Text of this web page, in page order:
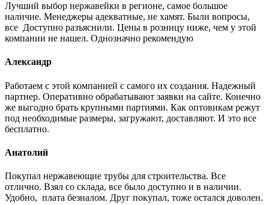
Лучший выбор нержавейки в регионе, самое большое
наличие. Менеджеры адекватные, не хамят. Были вопросы,
все Доступно разъяснили. Цены в розницу ниже, чем у этой
компании не нашел. Однозначно рекомендую
Александр
Работаем с этой компанией с самого их создания. Надежный
партнер. Оперативно обрабатывают заявки на сайте. Конечно
же выгодно брать крупными партиями. Как оптовикам режут
под необходимые размеры, загружают, доставляют. И это все
бесплатно.
Анатолий
Покупал нержавеющие трубы для строительства. Все
отлично. Взял со склада, все было доступно и в наличии.
Удобно, плата безналом. Друг покупал, тоже остался доволен.